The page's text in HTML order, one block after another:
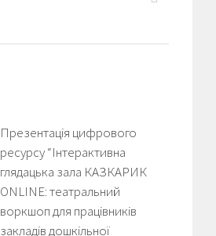
Презентація цифрового
ресурсу “Інтерактивна
глядацька зала КАЗКАРИК
ONLINE: театральний
воркшоп для працівників
закладів дошкільної